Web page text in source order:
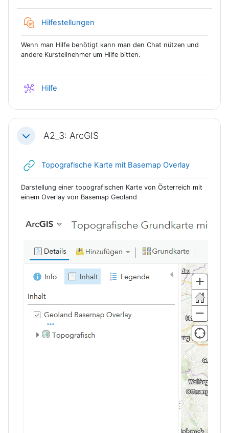
Hilfestellungen
Wenn man Hilfe benötigt kann man den Chat nützen und
andere Kursteilnehmer um Hilfe bitten.
Hilfe
EinklappenA2_3: ArcGIS
Topografische Karte mit Basemap OverlayLink/URL
Darstellung einer topografischen Karte von Österreich mit
einem Overlay von Basemap Geoland